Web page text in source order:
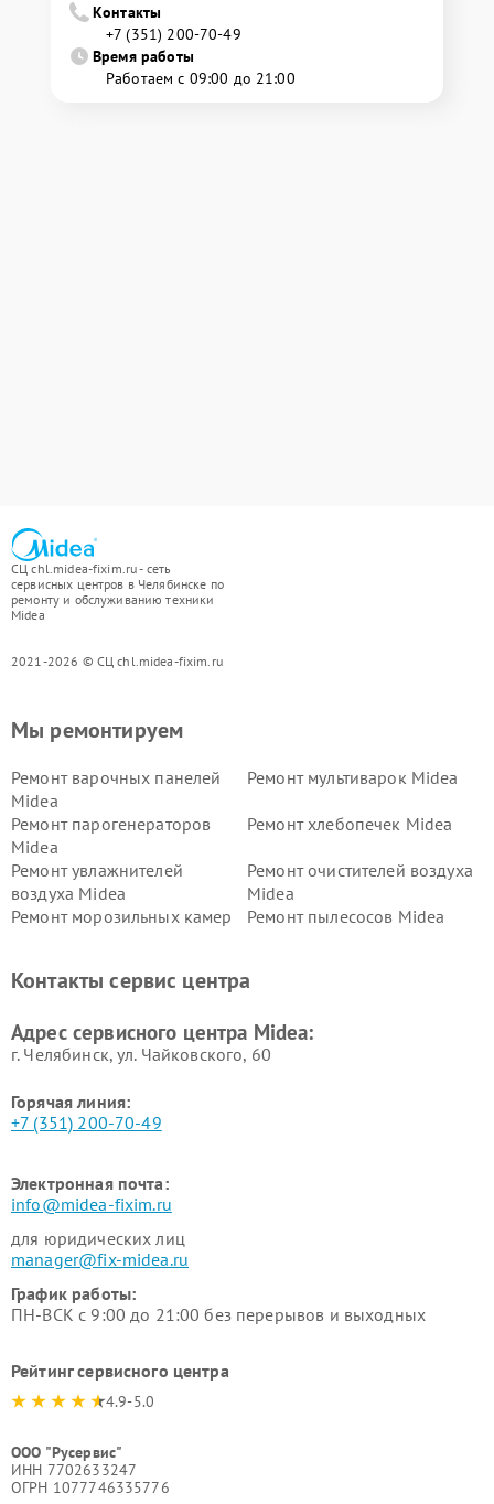
Контакты
+7 (351) 200-70-49
Время работы
Работаем с 09:00 до 21:00
СЦ chl.midea-fixim.ru - сеть
сервисных центров в Челябинске по
ремонту и обслуживанию техники
Midea
2021-2026 © СЦ chl.midea-fixim.ru
Мы ремонтируем
Ремонт варочных панелей
Midea
Ремонт мультиварок Midea
Ремонт парогенераторов
Midea
Ремонт хлебопечек Midea
Ремонт увлажнителей
воздуха Midea
Ремонт очистителей воздуха
Midea
Ремонт морозильных камер
Ремонт пылесосов Midea
пылесосов Midea
Midea
Контакты сервис центра
Адрес сервисного центра Midea:
г. Челябинск, ул. Чайковского, 60
Горячая линия:
+7 (351) 200-70-49
Электронная почта:
info@midea-fixim.ru
для юридических лиц
manager@fix-midea.ru
График работы:
ПН-ВСК с 9:00 до 21:00 без перерывов и выходных
Рейтинг сервисного центра
4.9-5.0
ООО "Русервис"
ИНН 7702633247
ОГРН 1077746335776